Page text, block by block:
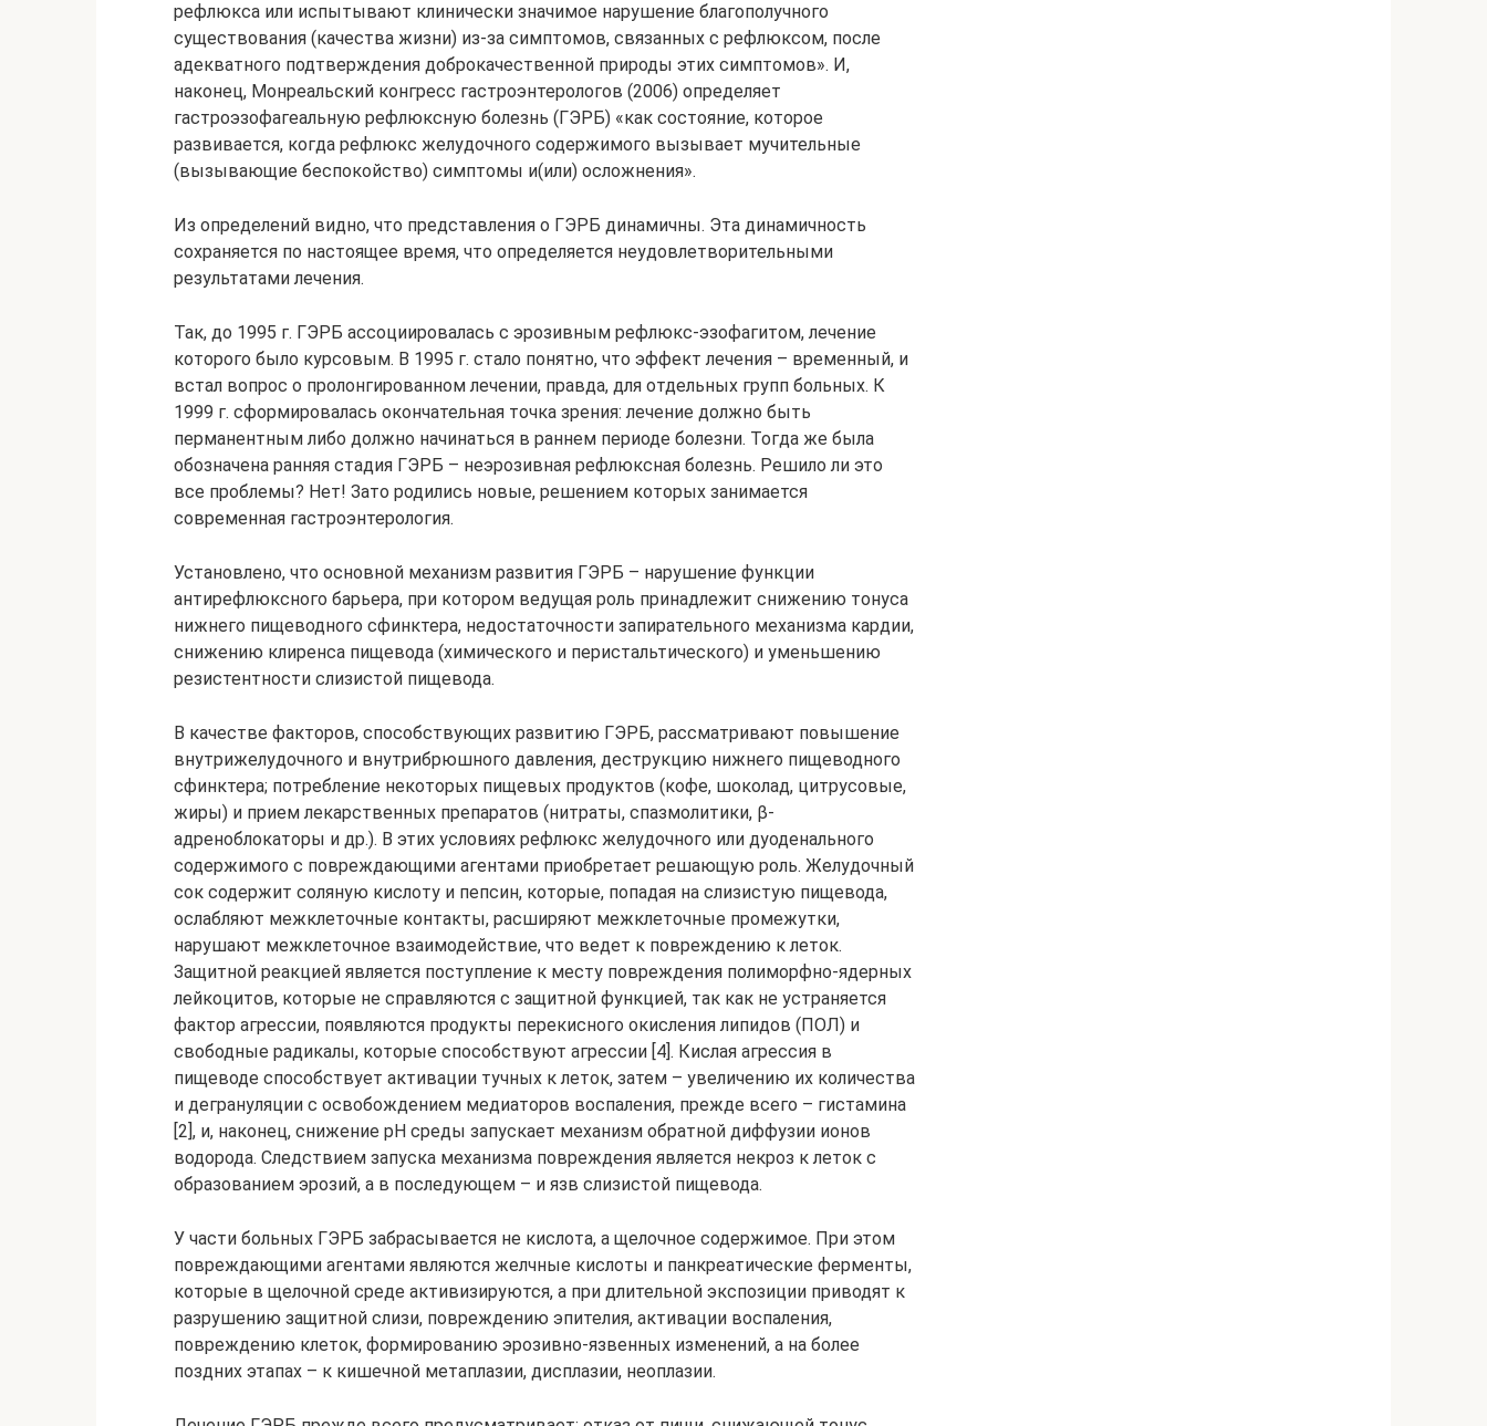
рефлюкса или испытывают клинически значимое нарушение благополучного
существования (качества жизни) из-за симптомов, связанных с рефлюксом, после
адекватного подтверждения доброкачественной природы этих симптомов». И,
наконец, Монреальский конгресс гастроэнтерологов (2006) определяет
гастроэзофагеальную рефлюксную болезнь (ГЭРБ) «как состояние, которое
развивается, когда рефлюкс желудочного содержимого вызывает мучительные
(вызывающие беспокойство) симптомы и(или) осложнения».
Из определений видно, что представления о ГЭРБ динамичны. Эта динамичность
сохраняется по настоящее время, что определяется неудовлетворительными
результатами лечения.
Так, до 1995 г. ГЭРБ ассоциировалась с эрозивным рефлюкс-эзофагитом, лечение
которого было курсовым. В 1995 г. стало понятно, что эффект лечения – временный, и
встал вопрос о пролонгированном лечении, правда, для отдельных групп больных. К
1999 г. сформировалась окончательная точка зрения: лечение должно быть
перманентным либо должно начинаться в раннем периоде болезни. Тогда же была
обозначена ранняя стадия ГЭРБ – неэрозивная рефлюксная болезнь. Решило ли это
все проблемы? Нет! Зато родились новые, решением которых занимается
современная гастроэнтерология.
Установлено, что основной механизм развития ГЭРБ – нарушение функции
антирефлюксного барьера, при котором ведущая роль принадлежит снижению тонуса
нижнего пищеводного сфинктера, недостаточности запирательного механизма кардии,
снижению клиренса пищевода (химического и перистальтического) и уменьшению
резистентности слизистой пищевода.
В качестве факторов, способствующих развитию ГЭРБ, рассматривают повышение
внутрижелудочного и внутрибрюшного давления, деструкцию нижнего пищеводного
сфинктера; потребление некоторых пищевых продуктов (кофе, шоколад, цитрусовые,
жиры) и прием лекарственных препаратов (нитраты, спазмолитики, β-
адреноблокаторы и др.). В этих условиях рефлюкс желудочного или дуоденального
содержимого с повреждающими агентами приобретает решающую роль. Желудочный
сок содержит соляную кислоту и пепсин, которые, попадая на слизистую пищевода,
ослабляют межклеточные контакты, расширяют межклеточные промежутки,
нарушают межклеточное взаимодействие, что ведет к повреждению к леток.
Защитной реакцией является поступление к месту повреждения полиморфно-ядерных
лейкоцитов, которые не справляются с защитной функцией, так как не устраняется
фактор агрессии, появляются продукты перекисного окисления липидов (ПОЛ) и
свободные радикалы, которые способствуют агрессии [4]. Кислая агрессия в
пищеводе способствует активации тучных к леток, затем – увеличению их количества
и дегрануляции с освобождением медиаторов воспаления, прежде всего – гистамина
[2], и, наконец, снижение рН среды запускает механизм обратной диффузии ионов
водорода. Следствием запуска механизма повреждения является некроз к леток с
образованием эрозий, а в последующем – и язв слизистой пищевода.
У части больных ГЭРБ забрасывается не кислота, а щелочное содержимое. При этом
повреждающими агентами являются желчные кислоты и панкреатические ферменты,
которые в щелочной среде активизируются, а при длительной экспозиции приводят к
разрушению защитной слизи, повреждению эпителия, активации воспаления,
повреждению клеток, формированию эрозивно-язвенных изменений, а на более
поздних этапах – к кишечной метаплазии, дисплазии, неоплазии.